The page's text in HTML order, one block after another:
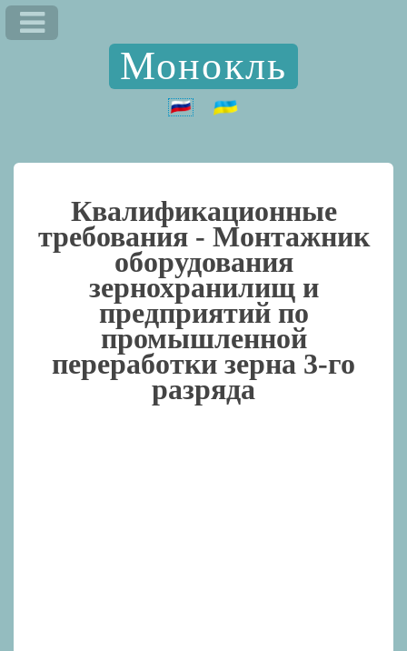
Монокль
Квалификационные
требования - Монтажник
оборудования
зернохранилищ и
предприятий по
промышленной
переработки зерна 3-го
разряда